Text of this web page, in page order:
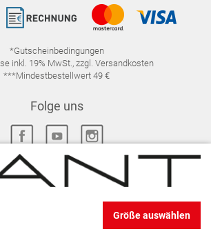
Größe auswählen
*Gutscheinbedingungen
inkl. 19% MwSt., zzgl. Versandkosten
***Mindestbestellwert 49 €
Folge uns
WIDERRUFSRECHT